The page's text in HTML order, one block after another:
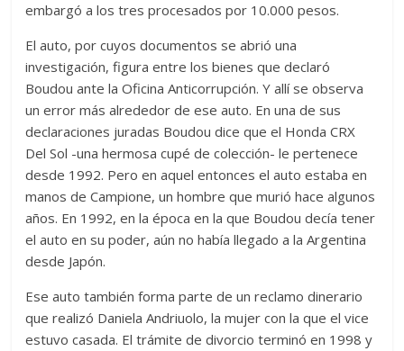
embargó a los tres procesados por 10.000 pesos.
El auto, por cuyos documentos se abrió una
investigación, figura entre los bienes que declaró
Boudou ante la Oficina Anticorrupción. Y allí se observa
un error más alrededor de ese auto. En una de sus
declaraciones juradas Boudou dice que el Honda CRX
Del Sol -una hermosa cupé de colección- le pertenece
desde 1992. Pero en aquel entonces el auto estaba en
manos de Campione, un hombre que murió hace algunos
años. En 1992, en la época en la que Boudou decía tener
el auto en su poder, aún no había llegado a la Argentina
desde Japón.
Ese auto también forma parte de un reclamo dinerario
que realizó Daniela Andriuolo, la mujer con la que el vice
estuvo casada. El trámite de divorcio terminó en 1998 y